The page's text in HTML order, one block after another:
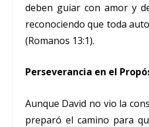
deben guiar con amor y
reconociendo que toda
(Romanos 13:1).
Perseverancia en el
Aunque David no vio la
preparó el camino para